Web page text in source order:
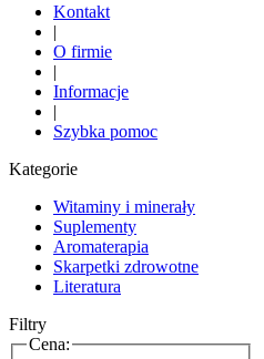
Kontakt
|
O firmie
|
Informacje
|
Szybka pomoc
Kategorie
Witaminy i minerały
Suplementy
Aromaterapia
Skarpetki zdrowotne
Literatura
Filtry
Cena: